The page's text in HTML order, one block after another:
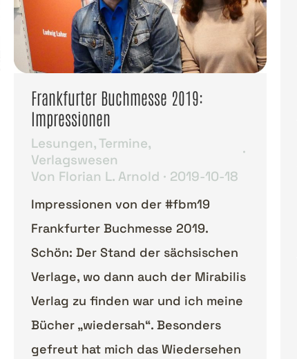
Frankfurter Buchmesse 2019:
Impressionen
Lesungen,Termine,
Verlagswesen
Von Florian L. Arnold 2019-10-18
Impressionen von der #fbm19
Frankfurter Buchmesse 2019.
Schön: Der Stand der sächsischen
Verlage, wo dann auch der Mirabilis
Verlag zu finden war und ich meine
Bücher „wiedersah“. Besonders
gefreut hat mich das Wiedersehen